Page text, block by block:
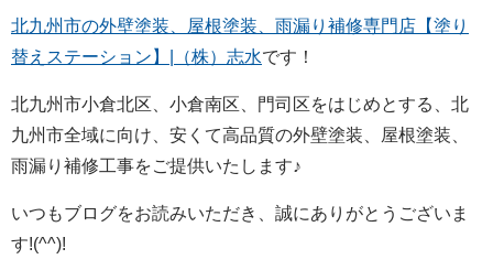
北九州市の外壁塗装、屋根塗装、雨漏り補修専門店【塗り
替えステーション】|（株）志水です！
北九州市小倉北区、小倉南区、門司区をはじめとする、北
九州市全域に向け、安くて高品質の外壁塗装、屋根塗装、
雨漏り補修工事をご提供いたします♪
いつもブログをお読みいただき、誠にありがとうございま
す!(^^)!